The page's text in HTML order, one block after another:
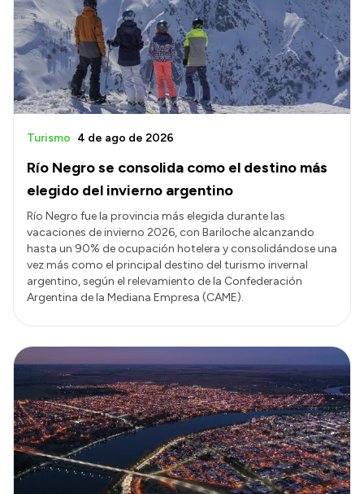
Transparencia
Presupuesto
Boletín Oficial
Compras y licitaciones
Consulta de expedientes
Convocatorias
Intranet
Login
Río Negro se consolida como el destino más
elegido del invierno argentino
Turismo 4 de ago de 2026
Río Negro fue la provincia más elegida durante las
vacaciones de invierno 2026, con Bariloche alcanzando
hasta un 90% de ocupación hotelera y consolidándose una
vez más como el principal destino del turismo invernal
argentino, según el relevamiento de la Confederación
Argentina de la Mediana Empresa (CAME).